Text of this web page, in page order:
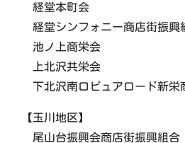
経堂本町会
経堂シンフォニー商店街振興
池ノ上商栄会
上北沢共栄会
下北沢南口ピュアロード新栄
【玉川地区】
尾山台振興会商店街振興組合